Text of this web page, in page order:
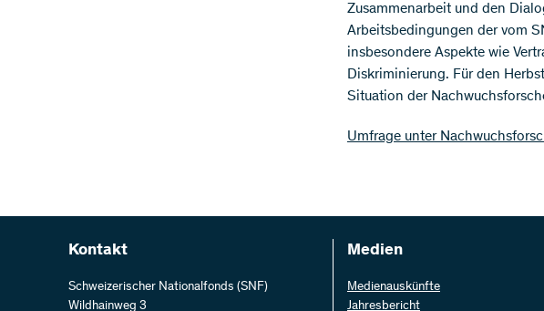
Zusammenarbeit und den
Arbeitsbedingungen der vom
insbesondere Aspekte wie
Diskriminierung. Für den
Situation der
Umfrage unter
Kontakt
Schweizerischer Nationalfonds (SNF)
Wildhainweg 3
Medien
Medienauskünfte
Jahresbericht